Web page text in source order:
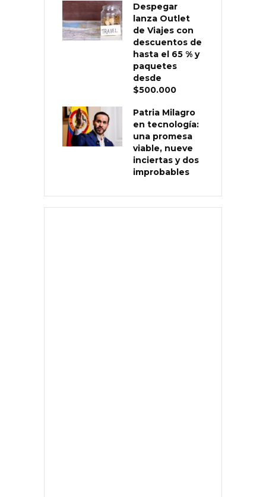
Despegar
lanza Outlet
de Viajes con
descuentos de
hasta el 65 % y
paquetes
desde
$500.000
Patria Milagro
en tecnología:
una promesa
viable, nueve
inciertas y dos
improbables